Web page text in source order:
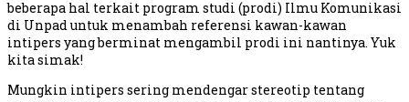
beberapa hal terkait program studi (prodi) Ilmu Komunikasi
di Unpad untuk menambah referensi kawan-kawan
intipers yang berminat mengambil prodi ini nantinya. Yuk
kita simak!
Mungkin intipers sering mendengar stereotip tentang